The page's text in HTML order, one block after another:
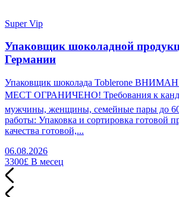
Super Vip
Упаковщик шоколадной
Германии
Упаковщик шоколада Toblerone
МЕСТ ОГРАНИЧЕНО! Требования к
мужчины, женщины, семейные пары до
работы: Упаковка и сортировка готовой
качества готовой,...
06.08.2026
3300£ В месец